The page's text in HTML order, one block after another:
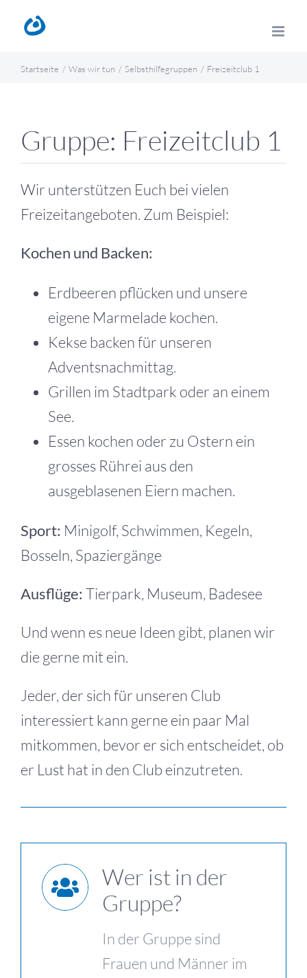
Inhalt
Startseite Was wir tun Selbsthilfegruppen Freizeitclub 1
Gruppe: Freizeitclub 1
Wir unterstützen Euch bei vielen
Freizeitangeboten. Zum Beispiel:
Kochen und Backen:
Erdbeeren pflücken und unsere
eigene Marmelade kochen.
Kekse backen für unseren
Adventsnachmittag.
Grillen im Stadtpark oder an einem
See.
Essen kochen oder zu Ostern ein
grosses Rührei aus den
ausgeblasenen Eiern machen.
Sport: Minigolf, Schwimmen, Kegeln,
Bosseln, Spaziergänge
Ausflüge: Tierpark, Museum, Badesee
Und wenn es neue Ideen gibt, planen wir
die gerne mit ein.
Jeder, der sich für unseren Club
interessiert kann gerne ein paar Mal
mitkommen, bevor er sich entscheidet, ob
er Lust hat in den Club einzutreten.
Wer ist in der
Gruppe?
In der Gruppe sind
Frauen und Männer im